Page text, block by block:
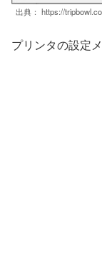
出典： https://
プリンタの設定